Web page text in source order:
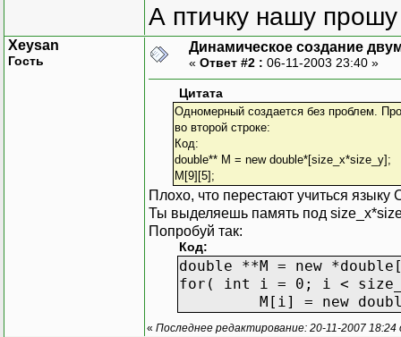
А птичку нашу
Xeysan
Гость
Динамическое создание
« Ответ #2 : 06-11-2003 23:40 »
Цитата
Одномерный создается без проблем.
во второй строке:
Код:
double** M = new double*[size_x*size_y];
M[9][5];
Плохо, что перестают учиться языку
Ты выделяешь память под
Попробуй так:
Код:
double **M = new
for( int i = 0; i <
M[i] = new
« Последнее редактирование: 20-11-2007 18:24